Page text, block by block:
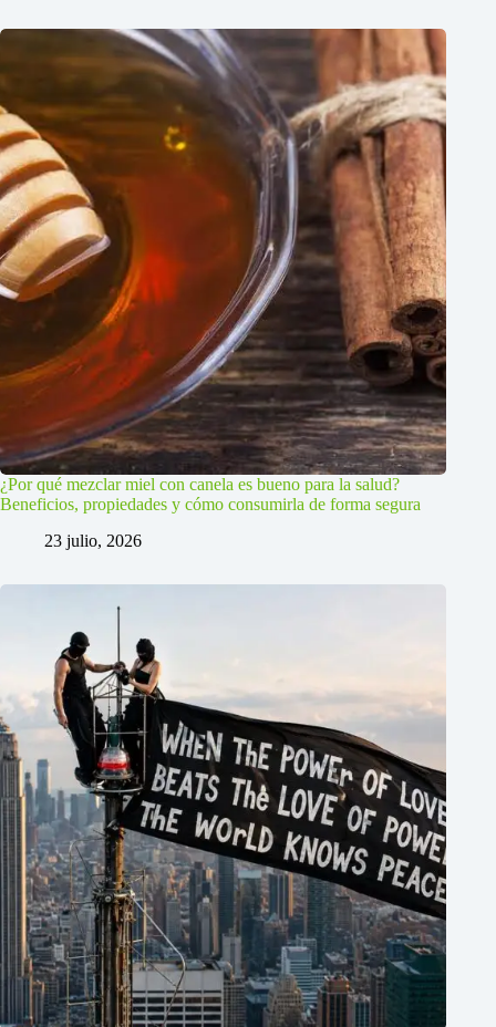
¿Por qué mezclar miel con canela es bueno para la salud?
Beneficios, propiedades y cómo consumirla de forma segura
23 julio, 2026